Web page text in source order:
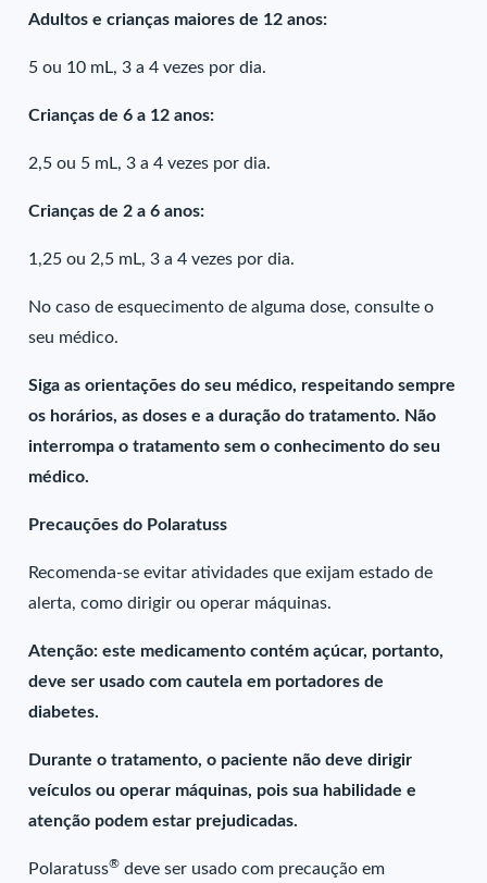
Adultos e crianças maiores de 12 anos:
5 ou 10 mL, 3 a 4 vezes por dia.
Crianças de 6 a 12 anos:
2,5 ou 5 mL, 3 a 4 vezes por dia.
Crianças de 2 a 6 anos:
1,25 ou 2,5 mL, 3 a 4 vezes por dia.
No caso de esquecimento de alguma dose, consulte o
seu médico.
Siga as orientações do seu médico, respeitando sempre
os horários, as doses e a duração do tratamento. Não
interrompa o tratamento sem o conhecimento do seu
médico.
Precauções do Polaratuss
Recomenda-se evitar atividades que exijam estado de
alerta, como dirigir ou operar máquinas.
Atenção: este medicamento contém açúcar, portanto,
deve ser usado com cautela em portadores de
diabetes.
Durante o tratamento, o paciente não deve dirigir
veículos ou operar máquinas, pois sua habilidade e
atenção podem estar prejudicadas.
Polaratuss® deve ser usado com precaução em